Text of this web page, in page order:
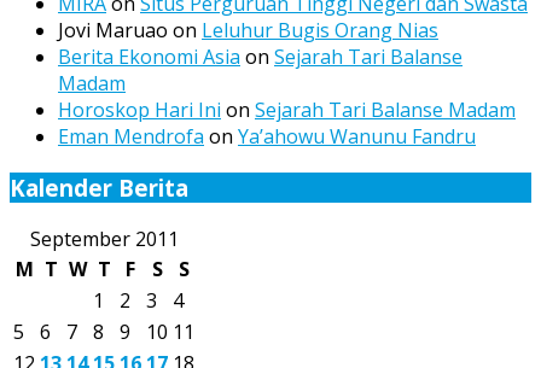
Jovi Maruao on Leluhur Bugis Orang Nias
Berita Ekonomi Asia on Sejarah Tari Balanse
Madam
Horoskop Hari Ini on Sejarah Tari Balanse Madam
Eman Mendrofa on Ya’ahowu Wanunu Fandru
Kalender Berita
September 2011
M T W T F S
S
1
2 3
4
5
6 7 8 9 10 11